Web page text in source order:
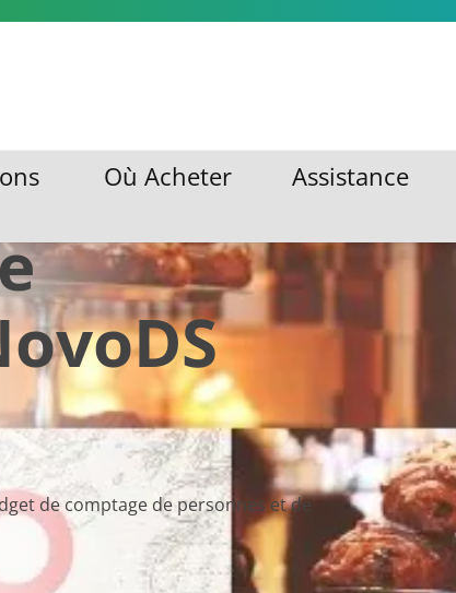
Où Acheter
Où Acheter Assistance
Assistance
de comptage de personnes et de